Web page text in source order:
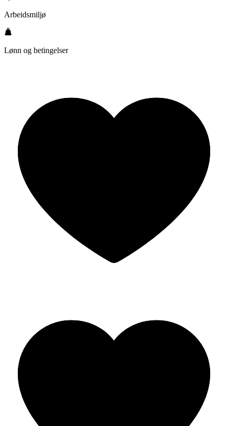
Arbeidsmiljø
Lønn og betingelser